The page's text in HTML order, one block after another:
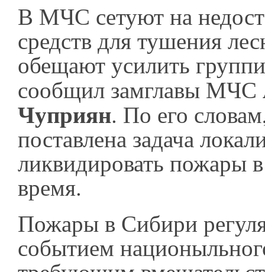
В МЧС сетуют на
средств для тушения
обещают усилить
сообщил замглавы МЧС
Чуприян. По его
поставлена задача
ликвидировать пожары
время.
Пожары в Сибири
событием